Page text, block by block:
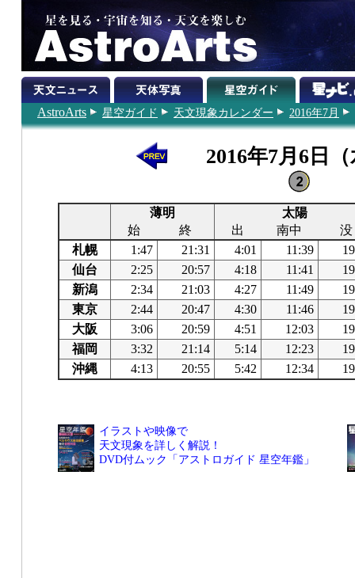
AstroArts 星空ガイド 天文現象カレンダー 2016年7月
2016年7月6日
薄明
太陽
始
終 出 南中
没
札幌
1:47 21:31 4:01 11:39
仙台
2:25 20:57 4:18 11:41
新潟
2:34 21:03 4:27 11:49
東京
2:44 20:47 4:30 11:46
大阪
3:06 20:59 4:51 12:03
福岡
3:32 21:14 5:14 12:23
沖縄
4:13 20:55 5:42 12:34
イラストや映像で
天文現象を詳しく解説！
DVD付ムック「アストロガイド 星空年鑑」